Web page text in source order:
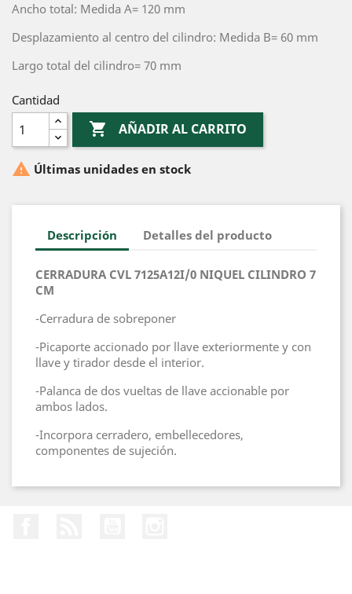
Ancho total: Medida A= 120 mm
Desplazamiento al centro del cilindro: Medida B= 60 mm
Largo total del cilindro= 70 mm
Cantidad
 AÑADIR AL CARRITO
 Últimas unidades en stock
Descripción Detalles del producto
CERRADURA CVL 7125A12I/0 NIQUEL CILINDRO 7
CM
-Cerradura de sobreponer
-Picaporte accionado por llave exteriormente y con
llave y tirador desde el interior.
-Palanca de dos vueltas de llave accionable por
ambos lados.
-Incorpora cerradero, embellecedores,
componentes de sujeción.